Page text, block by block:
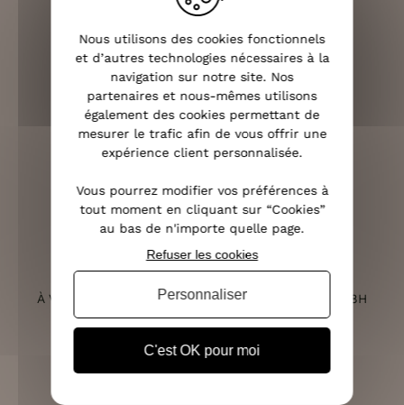
LIVRAISON RAPIDE
OFFERTE DÈS 70€
(VOIR LES CONDITIONS)
À VOTRE ÉCOUTE DU LUNDI AU SAMEDI DE 10H À 18H
Nous utilisons des cookies fonctionnels
et d’autres technologies nécessaires à la
navigation sur notre site. Nos
partenaires et nous-mêmes utilisons
également des cookies permettant de
mesurer le trafic afin de vous offrir une
expérience client personnalisée.
Vous pourrez modifier vos préférences à
tout moment en cliquant sur “Cookies”
au bas de n'importe quelle page.
C'est OK pour moi
Refuser les cookies
Personnaliser